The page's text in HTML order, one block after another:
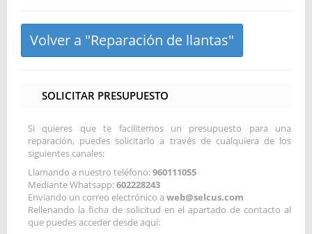
Volver a "Reparación de llantas"
SOLICITAR PRESUPUESTO
Si quieres que te facilitemos un presupuesto para una
reparación, puedes solicitarlo a través de cualquiera de los
siguientes canales:
Llamando a nuestro teléfono:960111055
Mediante Whatsapp:602228243
Enviando un correo electrónico a web@selcus.com
Rellenando la ficha de solicitud en el apartado de contacto al
que puedes acceder desde aquí: